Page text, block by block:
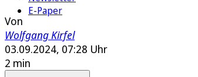
E-Paper
Von
Wolfgang Kirfel
03.09.2024, 07:28 Uhr
2 min